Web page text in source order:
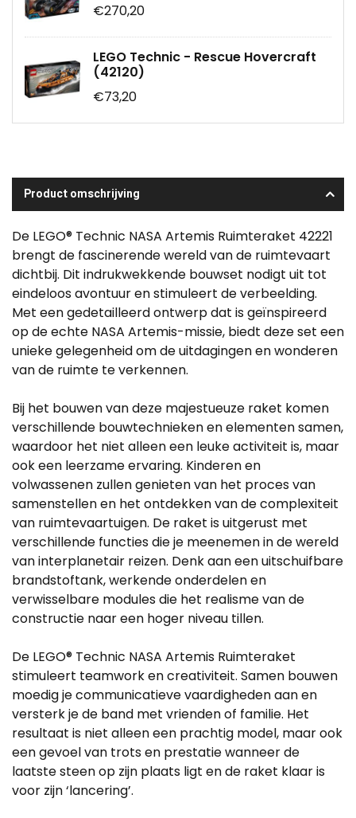
€270,20
LEGO Technic - Rescue Hovercraft
(42120)
€73,20
Product omschrijving
De LEGO® Technic NASA Artemis Ruimteraket 42221
brengt de fascinerende wereld van de ruimtevaart
dichtbij. Dit indrukwekkende bouwset nodigt uit tot
eindeloos avontuur en stimuleert de verbeelding.
Met een gedetailleerd ontwerp dat is geïnspireerd
op de echte NASA Artemis-missie, biedt deze set een
unieke gelegenheid om de uitdagingen en wonderen
van de ruimte te verkennen.
Bij het bouwen van deze majestueuze raket komen
verschillende bouwtechnieken en elementen samen,
waardoor het niet alleen een leuke activiteit is, maar
ook een leerzame ervaring. Kinderen en
volwassenen zullen genieten van het proces van
samenstellen en het ontdekken van de complexiteit
van ruimtevaartuigen. De raket is uitgerust met
verschillende functies die je meenemen in de wereld
van interplanetair reizen. Denk aan een uitschuifbare
brandstoftank, werkende onderdelen en
verwisselbare modules die het realisme van de
constructie naar een hoger niveau tillen.
De LEGO® Technic NASA Artemis Ruimteraket
stimuleert teamwork en creativiteit. Samen bouwen
moedig je communicatieve vaardigheden aan en
versterk je de band met vrienden of familie. Het
resultaat is niet alleen een prachtig model, maar ook
een gevoel van trots en prestatie wanneer de
laatste steen op zijn plaats ligt en de raket klaar is
voor zijn ‘lancering’.